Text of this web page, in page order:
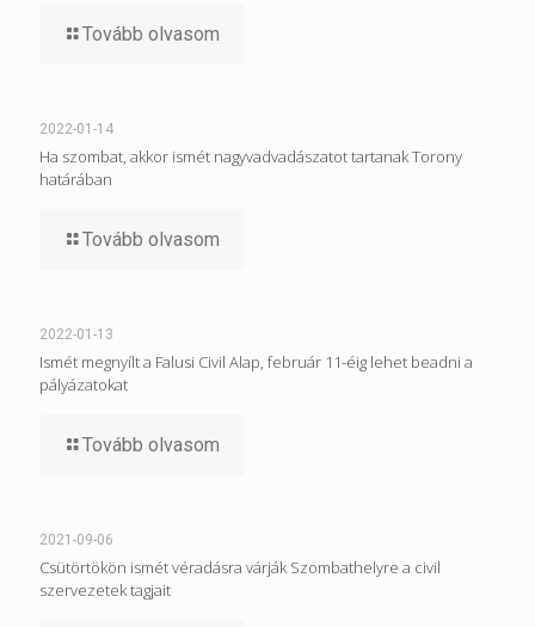
Tovább olvasom
2022-01-14
Ha szombat, akkor ismét nagyvadvadászatot tartanak Torony
határában
Tovább olvasom
2022-01-13
Ismét megnyílt a Falusi Civil Alap, február 11-éig lehet beadni a
pályázatokat
Tovább olvasom
2021-09-06
Csütörtökön ismét véradásra várják Szombathelyre a civil
szervezetek tagjait